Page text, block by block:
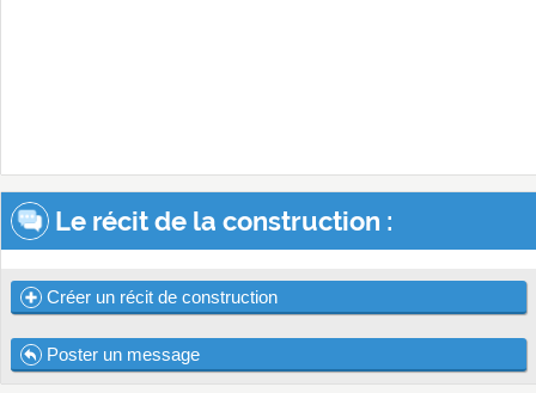
Le récit de la construction :
Créer un récit de construction
Poster un message